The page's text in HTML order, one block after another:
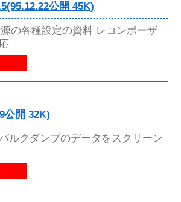
公開 45K)
の各種設定の資料 レコンポーザ
公開 32K)
ルクダンプのデータをスクリーン